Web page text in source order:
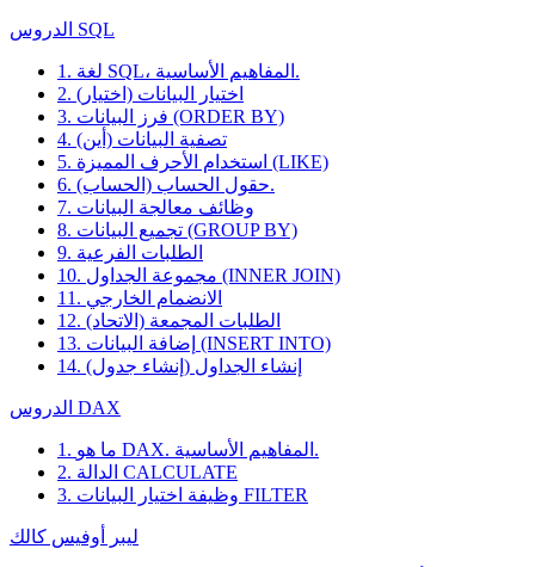
الدروس SQL
1. لغة SQL، المفاهيم الأساسية.
2. اختيار البيانات (اختيار)
3. فرز البيانات (ORDER BY)
4. تصفية البيانات (أين)
5. استخدام الأحرف المميزة (LIKE)
6. حقول الحساب (الحساب).
7. وظائف معالجة البيانات
8. تجميع البيانات (GROUP BY)
9. الطلبات الفرعية
10. مجموعة الجداول (INNER JOIN)
11. الانضمام الخارجي
12. الطلبات المجمعة (الاتحاد)
13. إضافة البيانات (INSERT INTO)
14. إنشاء الجداول (إنشاء جدول)
الدروس DAX
1. ما هو DAX. المفاهيم الأساسية.
2. الدالة CALCULATE
3. وظيفة اختيار البيانات FILTER
ليبر أوفيس كالك